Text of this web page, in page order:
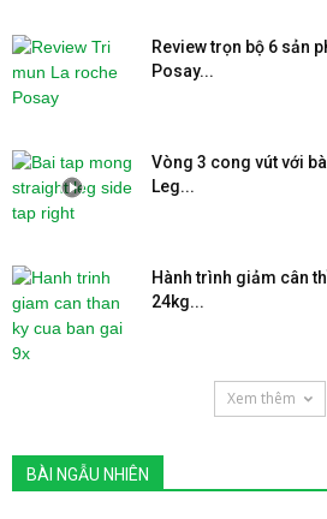
Review trọn bộ 6 sản
Posay...
Vòng 3 cong vút với
Leg...
Hành trình giảm cân
24kg...
Xem thêm
BÀI NGẪU NHIÊN